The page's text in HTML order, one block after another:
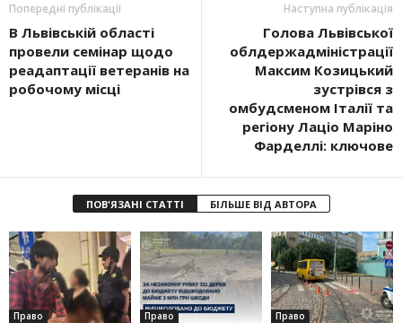
Попередні публікації
В Львівській області
провели семінар щодо
реадаптації ветеранів на
робочому місці
Наступна публікація
Голова Львівської
облдержадміністрації
Максим Козицький
зустрівся з
омбудсменом Італії та
регіону Лаціо Маріно
Фарделлі: ключове
ПОВ'ЯЗАНІ СТАТТІ БІЛЬШЕ ВІД АВТОРА
Право Право Право